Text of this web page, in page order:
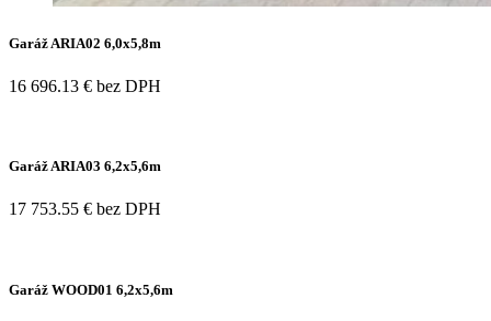
Garáž ARIA02 6,0x5,8m
16 696.13 € bez DPH
Garáž ARIA03 6,2x5,6m
17 753.55 € bez DPH
Garáž WOOD01 6,2x5,6m